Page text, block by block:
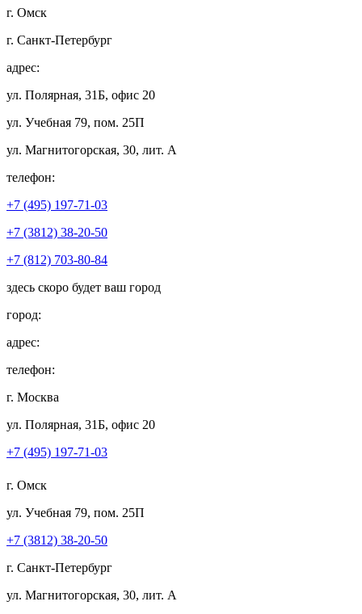
г. Омск
г. Санкт-Петербург
адрес:
ул. Полярная, 31Б, офис 20
ул. Учебная 79, пом. 25П
ул. Магнитогорская, 30, лит. А
телефон:
+7 (495) 197-71-03
+7 (3812) 38-20-50
+7 (812) 703-80-84
здесь скоро будет ваш город
город:
адрес:
телефон:
г. Москва
ул. Полярная, 31Б, офис 20
+7 (495) 197-71-03
г. Омск
ул. Учебная 79, пом. 25П
+7 (3812) 38-20-50
г. Санкт-Петербург
ул. Магнитогорская, 30, лит. А